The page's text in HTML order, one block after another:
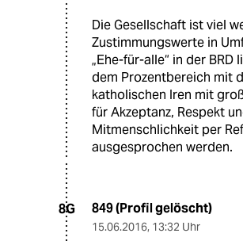
Die Gesellschaft ist viel
Zustimmungswerte in
„Ehe-für-alle“ in der BRD
dem Prozentbereich mit
katholischen Iren mit
für Akzeptanz, Respekt
Mitmenschlichkeit per
ausgesprochen werden.
8G 849 (Profil gelöscht)
15.06.2016, 13:32 Uhr